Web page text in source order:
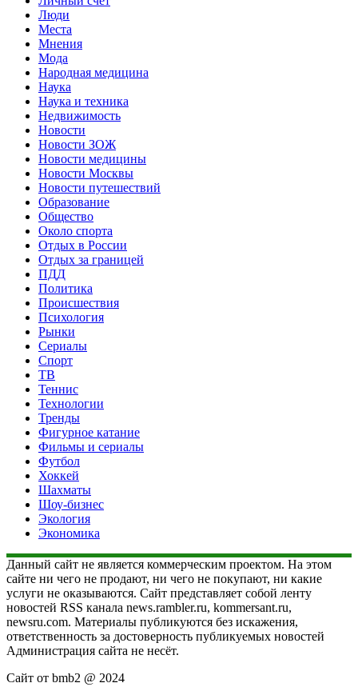
Люди
Места
Мнения
Мода
Народная медицина
Наука
Наука и техника
Недвижимость
Новости
Новости ЗОЖ
Новости медицины
Новости Москвы
Новости путешествий
Образование
Общество
Около спорта
Отдых в России
Отдых за границей
ПДД
Политика
Происшествия
Психология
Рынки
Сериалы
Спорт
ТВ
Теннис
Технологии
Тренды
Фигурное катание
Фильмы и сериалы
Футбол
Хоккей
Шахматы
Шоу-бизнес
Экология
Экономика
Данный сайт не является коммерческим проектом. На этом
сайте ни чего не продают, ни чего не покупают, ни какие
услуги не оказываются. Сайт представляет собой ленту
новостей RSS канала news.rambler.ru, kommersant.ru,
newsru.com. Материалы публикуются без искажения,
ответственность за достоверность публикуемых новостей
Администрация сайта не несёт.
Сайт от bmb2 @ 2024